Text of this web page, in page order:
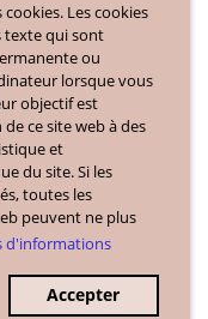
Les cookies
texte qui sont
ou
lorsque vous
objectif est
ce site web à des
et
du site. Si les
toutes les
peuvent ne plus
d'informations
Accepter